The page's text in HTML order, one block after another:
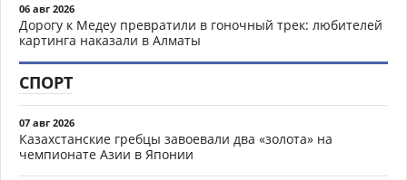
06 авг 2026
Дорогу к Медеу превратили в гоночный трек: любителей
картинга наказали в Алматы
СПОРТ
07 авг 2026
Казахстанские гребцы завоевали два «золота» на
чемпионате Азии в Японии